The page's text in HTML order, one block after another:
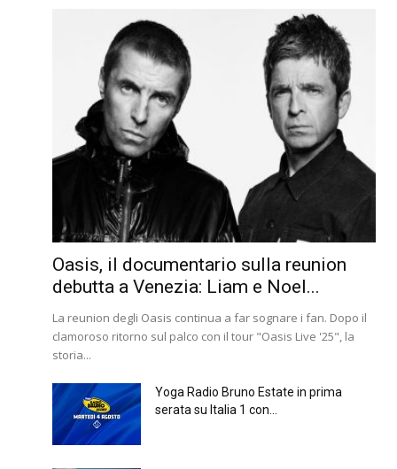
Oasis, il documentario sulla reunion
debutta a Venezia: Liam e Noel...
La reunion degli Oasis continua a far sognare i fan. Dopo il
clamoroso ritorno sul palco con il tour "Oasis Live '25", la
storia...
Yoga Radio Bruno Estate in prima
serata su Italia 1 con...